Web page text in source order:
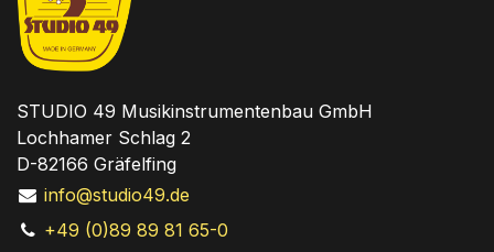
STUDIO 49 Musikinstrumentenbau GmbH
Lochhamer Schlag 2
D-82166 Gräfelfing
info@studio49.de
+49 (0)89 89 81 65-0